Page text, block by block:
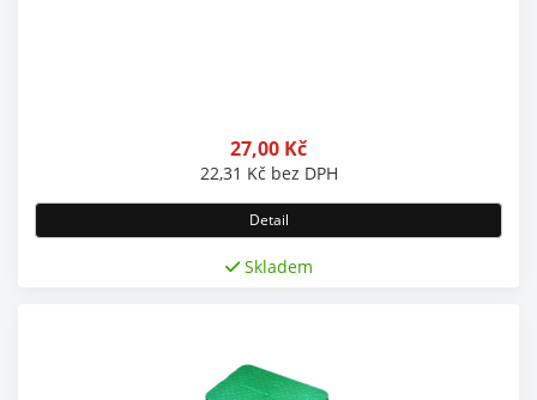
27,00 Kč
22,31 Kč bez DPH
Detail
Skladem